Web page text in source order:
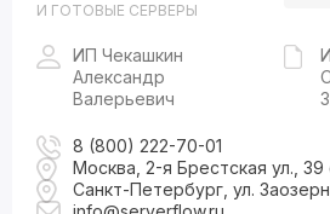
И ГОТОВЫЕ СЕРВЕРЫ
ИП Чекашкин
Александр
Валерьевич
8 (800) 222-70-01
Москва, 2-я Брестская ул.,
Санкт-Петербург, ул.